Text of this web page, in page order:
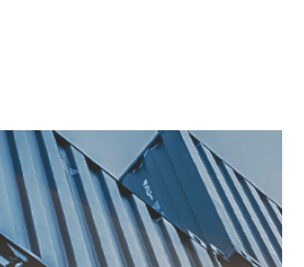
E INDUSTRIAS
INVERTIR EN